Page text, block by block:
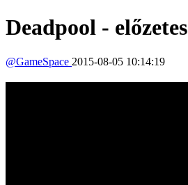
Deadpool - előzetes
@GameSpace 2015-08-05 10:14:19